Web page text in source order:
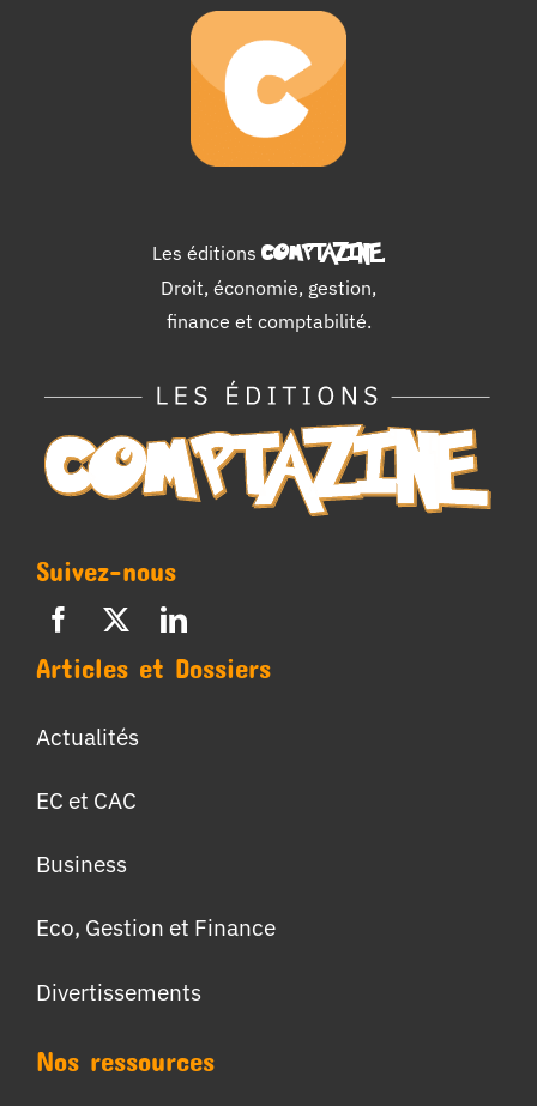
Les éditions COMPTAZINE.
Droit, économie, gestion,
finance et comptabilité.
Suivez-nous
Articles et Dossiers
Actualités
EC et CAC
Business
Eco, Gestion et Finance
Divertissements
Nos ressources